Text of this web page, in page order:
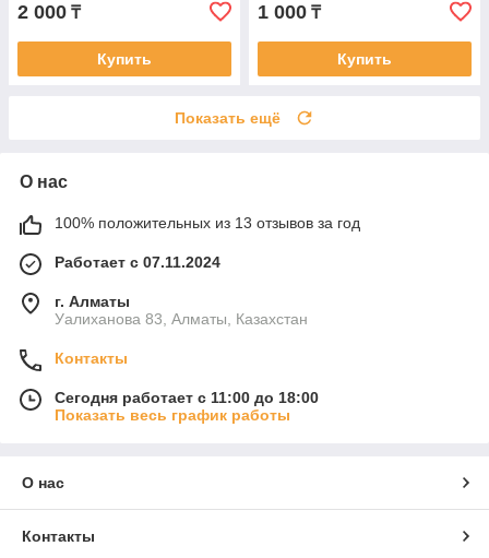
2 000 ₸
Купить
1 000 ₸
Купить
Показать ещё
О нас
100% положительных из 13 отзывов за год
Работает с 07.11.2024
г. Алматы
Уалиханова 83, Алматы, Казахстан
Контакты
Сегодня работает с 11:00 до 18:00
Показать весь график работы
О нас
Контакты